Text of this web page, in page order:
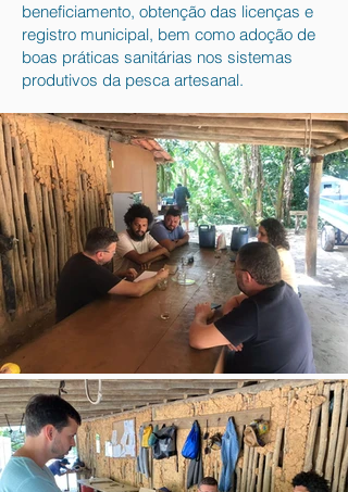
beneficiamento, obtenção das licenças e
registro municipal, bem como adoção de
boas práticas sanitárias nos sistemas
produtivos da pesca artesanal.